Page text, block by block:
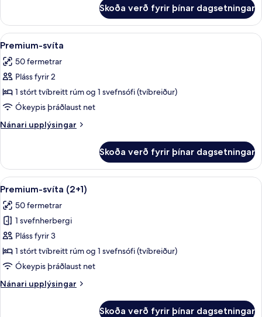
herbergi
borgarsýn
Skoða verð fyrir þínar dagsetningar
Skoða
allar
myndir
fyrir
Premium-
svíta
Míníbar, öryggishólf í herbergi,
11
Premium-svíta
50 fermetrar
Pláss fyrir 2
1 stórt tvíbreitt rúm og 1 svefnsófi (tvíbreiður)
Ókeypis þráðlaust net
Nánari upplýsingar
Nánari
svíta
Skoða verð fyrir þínar dagsetningar
Skoða
allar
myndir
fyrir
Premium-
svíta
(2+1)
Míníbar, öryggishólf í herbergi,
11
Premium-svíta (2+1)
50 fermetrar
1 svefnherbergi
Pláss fyrir 3
1 stórt tvíbreitt rúm og 1 svefnsófi (tvíbreiður)
Ókeypis þráðlaust net
Nánari upplýsingar
Nánari
Skoða verð fyrir þínar dagsetningar